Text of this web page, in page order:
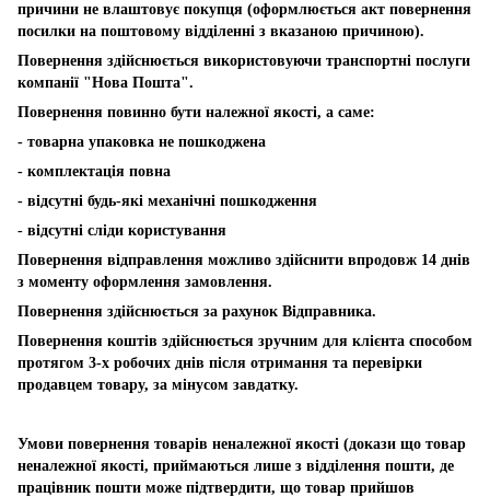
причини не влаштовує покупця (оформлюється акт повернення
посилки на поштовому відділенні з вказаною причиною).
Повернення здійснюється використовуючи транспортні послуги
компанії "Нова Пошта".
Повернення повинно бути належної якості, а саме:
- товарна упаковка не пошкоджена
- комплектація повна
- відсутні будь-які механічні пошкодження
- відсутні сліди користування
Повернення відправлення можливо здійснити впродовж 14 днів
з моменту оформлення замовлення.
Повернення здійснюється за рахунок Відправника.
Повернення коштів здійснюється зручним для клієнта способом
протягом 3-х робочих днів після отримання та перевірки
продавцем товару, за мінусом завдатку.
Умови повернення товарів неналежної якості (докази що товар
неналежної якості, приймаються лише з відділення пошти, де
працівник пошти може підтвердити, що товар прийшов